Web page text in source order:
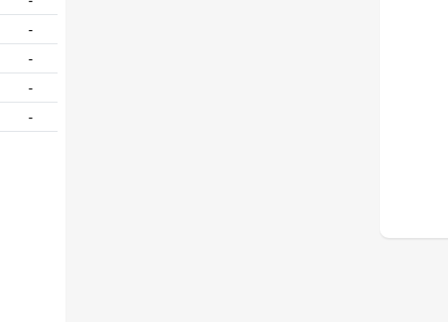
-
-
-
-